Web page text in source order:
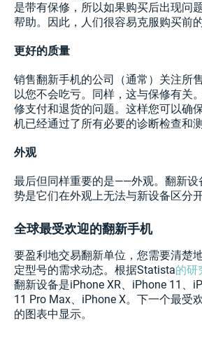
是带有保修，所以如果购买后出现问
帮助。因此，人们很容易克服购买前
更好的质量
销售翻新手机的公司（通常）关注所
以您不会吃亏。同样，这与保修有关
修支付和退货的问题。这样您可以确
机已经通过了所有必要的诊断检查和测
外观
最后但同样重要的是——外观。翻新设
势是它们在外观上无法与新设备区分开
全球最受欢迎的翻新手机
要盈利地交易翻新单位，您需要清楚
定型号的需求动态。根据Statista的研
翻新设备是iPhone XR、iPhone 11、
11 Pro Max、iPhone X。下一个最受
的图表中显示。